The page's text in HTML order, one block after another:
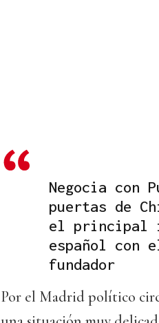
Negocia con
puertas de
el principal
español con
fundador
Por el Madrid político